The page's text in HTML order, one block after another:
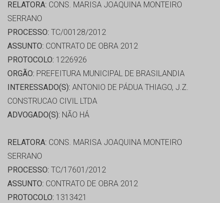
RELATORA: CONS. MARISA JOAQUINA MONTEIRO
SERRANO
PROCESSO: TC/00128/2012
ASSUNTO: CONTRATO DE OBRA 2012
PROTOCOLO: 1226926
ORGÃO: PREFEITURA MUNICIPAL DE BRASILANDIA
INTERESSADO(S): ANTONIO DE PÁDUA THIAGO, J.Z.
CONSTRUCAO CIVIL LTDA
ADVOGADO(S): NÃO HÁ
RELATORA: CONS. MARISA JOAQUINA MONTEIRO
SERRANO
PROCESSO: TC/17601/2012
ASSUNTO: CONTRATO DE OBRA 2012
PROTOCOLO: 1313421